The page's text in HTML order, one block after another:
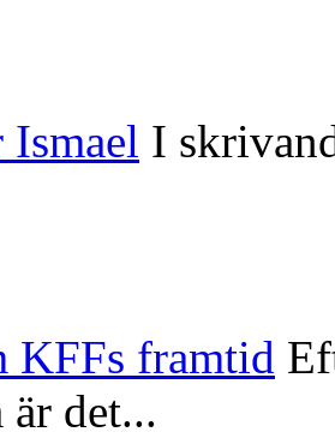
I
KFFs framtid
det...